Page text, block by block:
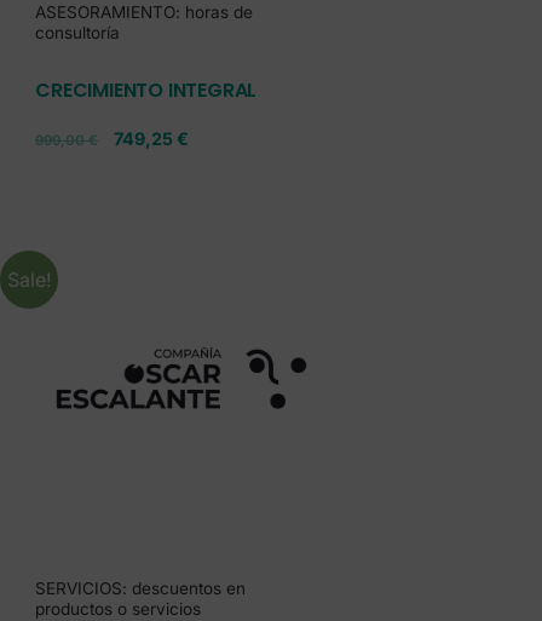
ASESORAMIENTO: horas de
consultoría
CRECIMIENTO INTEGRAL
999,00€ 749,25 €
Sale!
SERVICIOS: descuentos en
productos o servicios